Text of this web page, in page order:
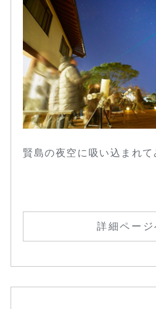
賢島の夜空に吸い込まれて
詳細ページ